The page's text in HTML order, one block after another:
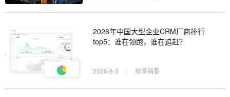
2026年中国大型企业CRM厂商排行
top5：谁在领跑，谁在追赶？
2026-8-3 | 纷享销客